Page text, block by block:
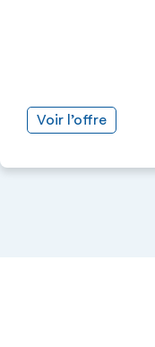
Voir l’offre